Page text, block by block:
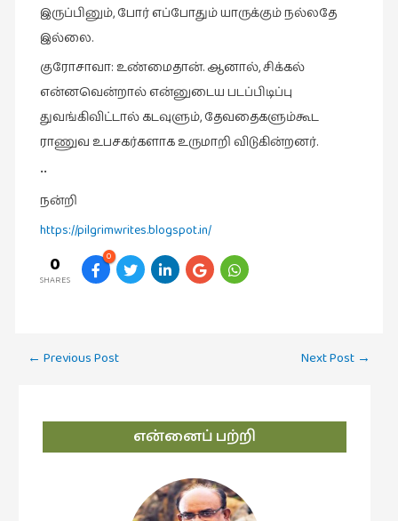
இருப்பினும், போர் எப்போதும் யாருக்கும் நல்லதே
இல்லை.
குரோசாவா: உண்மைதான். ஆனால், சிக்கல்
என்னவென்றால் என்னுடைய படப்பிடிப்பு
துவங்கிவிட்டால் கடவுளும், தேவதைகளும்கூட
ராணுவ உபசகர்களாக உருமாறி விடுகின்றனர்.
••
நன்றி
https://pilgrimwrites.blogspot.in/
0
SHARES
0
Post
← Previous Post Next Post →
என்னைப் பற்றி